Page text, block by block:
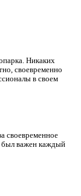
Никаких
своевременно
в своем
своевременное
был важен каждый